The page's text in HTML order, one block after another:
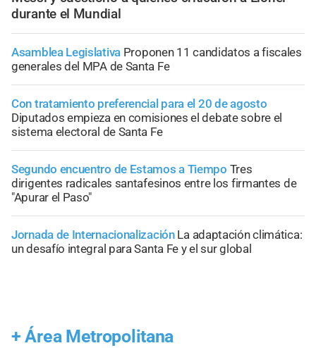
durante el Mundial
Asamblea Legislativa Proponen 11 candidatos a fiscales
generales del MPA de Santa Fe
Con tratamiento preferencial para el 20 de agosto
Diputados empieza en comisiones el debate sobre el
sistema electoral de Santa Fe
Segundo encuentro de Estamos a Tiempo Tres
dirigentes radicales santafesinos entre los firmantes de
"Apurar el Paso"
Jornada de Internacionalización La adaptación climática:
un desafío integral para Santa Fe y el sur global
+ Área Metropolitana